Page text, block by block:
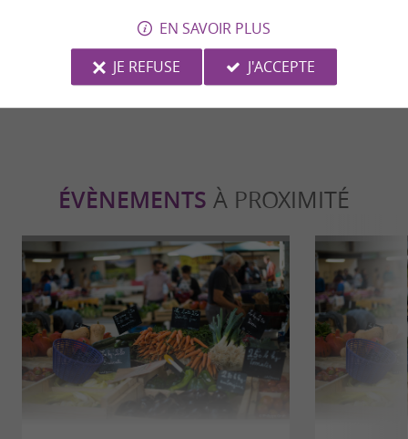
d’une caverne Préhistorique de
renommée mondiale en Ariège
70 m - Le Mas-d'Azil
ariégeoise
ÉVÈNEMENTS À PROXIMITÉ
EN SAVOIR PLUS
JE REFUSE
J'ACCEPTE